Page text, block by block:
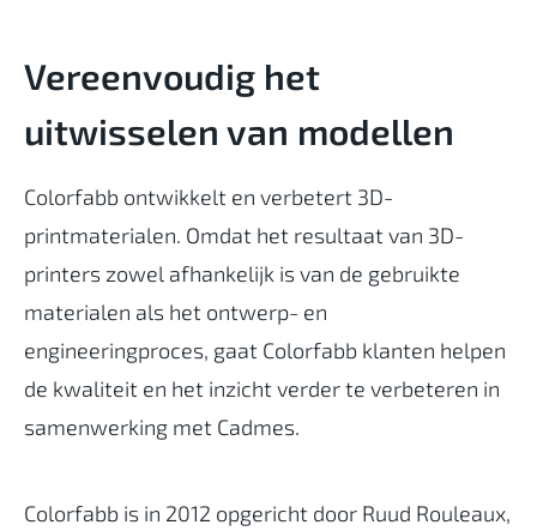
Vereenvoudig het
uitwisselen van modellen
Colorfabb ontwikkelt en verbetert 3D-
printmaterialen. Omdat het resultaat van 3D-
printers zowel afhankelijk is van de gebruikte
materialen als het ontwerp- en
engineeringproces, gaat Colorfabb klanten helpen
de kwaliteit en het inzicht verder te verbeteren in
samenwerking met Cadmes.
Colorfabb is in 2012 opgericht door Ruud Rouleaux,